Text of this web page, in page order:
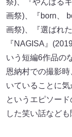
祭)、『やんばる
画祭)、『born、
画祭)、『選ばれ
『NAGISA』
いう短編6作品の
恩納村での撮影
いていることに
というエピソー
した笑い話など